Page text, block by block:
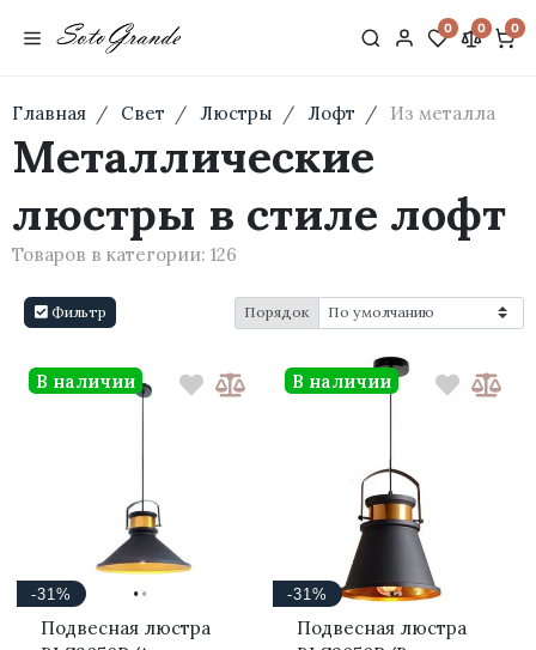
0 0 0
Главная Свет Люстры Лофт Из металла
Металлические
люстры в стиле лофт
Товаров в категории: 126
Фильтр Порядок
··
-31%
Подвесная люстра
В наличии
··
-31%
Подвесная люстра
В наличии